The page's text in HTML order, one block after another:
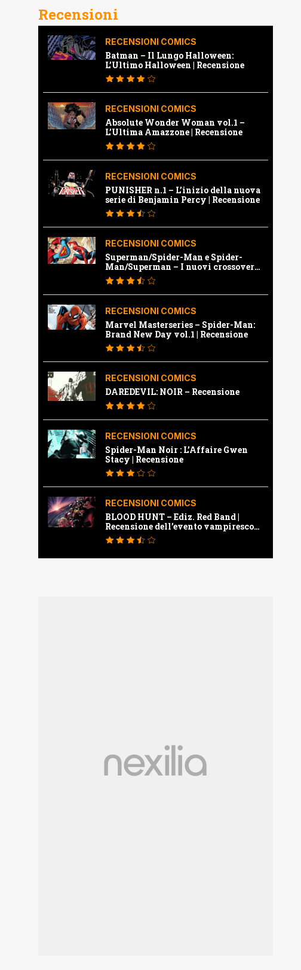
Recensioni
RECENSIONI COMICS
Batman – Il Lungo Halloween:
L’Ultimo Halloween | Recensione
RECENSIONI COMICS
Absolute Wonder Woman vol.1 –
L’Ultima Amazzone | Recensione
RECENSIONI COMICS
PUNISHER n.1 – L’inizio della nuova
serie di Benjamin Percy | Recensione
RECENSIONI COMICS
Superman/Spider-Man e Spider-
Man/Superman – I nuovi crossover
Marvel e Dc | Recensione
RECENSIONI COMICS
Marvel Masterseries – Spider-Man:
Brand New Day vol.1 | Recensione
RECENSIONI COMICS
DAREDEVIL: NOIR – Recensione
RECENSIONI COMICS
Spider-Man Noir : L’Affaire Gwen
Stacy | Recensione
RECENSIONI COMICS
BLOOD HUNT – Ediz. Red Band |
Recensione dell’evento vampiresco
della Marvel